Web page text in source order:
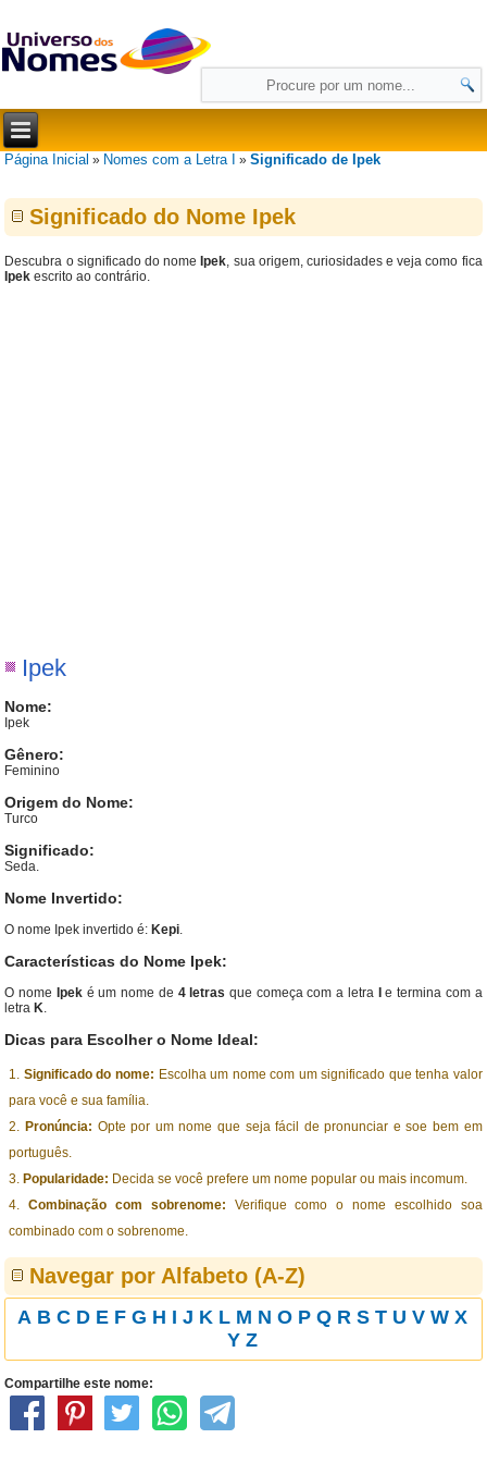
Página Inicial » Nomes com a Letra I »Significado de Ipek
Significado do Nome Ipek
Descubra o significado do nome Ipek, sua origem, curiosidades e veja como fica
Ipek escrito ao contrário.
Ipek
Nome:
Ipek
Gênero:
Feminino
Origem do Nome:
Turco
Significado:
Seda.
Nome Invertido:
O nome Ipek invertido é: Kepi.
Características do Nome Ipek:
O nome Ipeké um nome de 4 letras que começa com a letra
e termina com a
letra K.
Dicas para Escolher o Nome Ideal:
Significado do nome: Escolha um nome com um significado que tenha valor
para você e sua família.
Pronúncia: Opte por um nome que seja fácil de pronunciar e soe bem em
português.
Popularidade: Decida se você prefere um nome popular ou mais incomum.
Combinação com sobrenome: Verifique como o nome escolhido soa
combinado com o sobrenome.
Navegar por Alfabeto (A-Z)
A B C D E F G H I J K L M N O P Q R S T U V W X
Y Z
Compartilhe este nome: